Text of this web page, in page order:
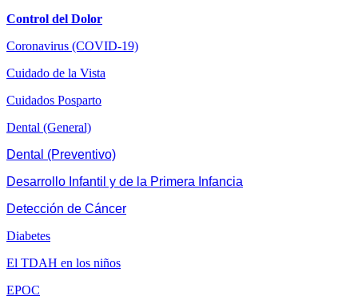
Control del Dolor
Coronavirus (COVID-19)
Cuidado de la Vista
Cuidados Posparto
Dental (General)
Dental (Preventivo)
Desarrollo Infantil y de la Primera Infancia
Detección de Cáncer
Diabetes
El TDAH en los niños
EPOC